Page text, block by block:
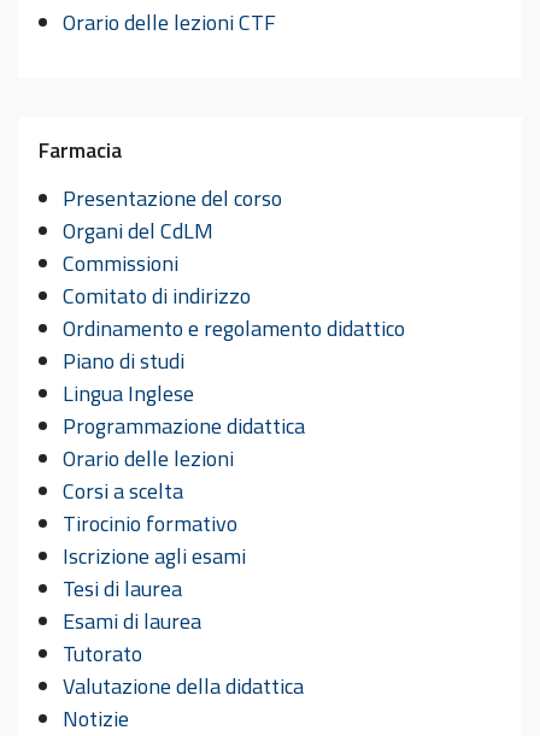
Orario delle lezioni CTF
Farmacia
Presentazione del corso
Organi del CdLM
Commissioni
Comitato di indirizzo
Ordinamento e regolamento didattico
Piano di studi
Lingua Inglese
Programmazione didattica
Orario delle lezioni
Corsi a scelta
Tirocinio formativo
Iscrizione agli esami
Tesi di laurea
Esami di laurea
Tutorato
Valutazione della didattica
Notizie